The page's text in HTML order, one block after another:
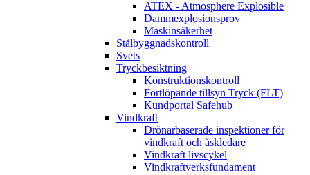
ATEX - Atmosphere Explosible
Dammexplosionsprov
Maskinsäkerhet
Stålbyggnadskontroll
Svets
Tryckbesiktning
Konstruktionskontroll
Fortlöpande tillsyn Tryck (FLT)
Kundportal Safehub
Vindkraft
Drönarbaserade inspektioner för
vindkraft och åskledare
Vindkraft livscykel
Vindkraftverksfundament